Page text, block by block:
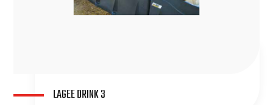
LAGEE DRINK 3